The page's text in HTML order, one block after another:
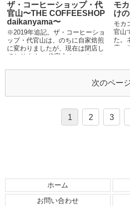
ザ・コーヒーショップ・代
官山〜THE COFFEESHOP
daikanyama〜
※2019年追記。ザ・コーヒーショ
ップ・代官山は、のちに自家焙煎
に変わりましたが、現在は閉店し
ております。 代官山のコーヒーシ
スペシャルティコーヒー専門のコ
ーヒースタンド発見。THE CO...
モ
け
モカ
官山
た。
店、
門と
の、
次のペー
1 2 3
ホーム
お問い合わせ